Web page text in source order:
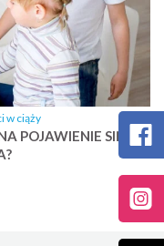
w ciąży
POJAWIENIE SIĘ